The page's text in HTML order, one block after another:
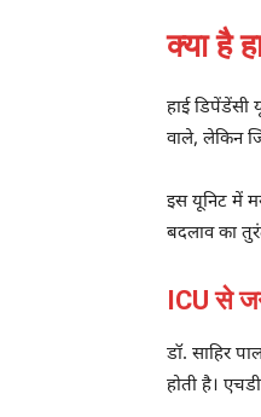
क्या है
हाई डिपेंडेंसी
वाले, लेकिन
इस यूनिट में
बदलाव का
ICU से
डॉ. साहिर
होती है।